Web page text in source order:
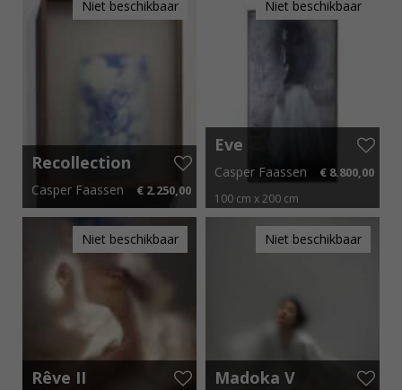
Niet beschikbaar
Recollection
Casper Faassen € 2.250,00
25 cm x 35 cm € 33,75 p.m.
Niet beschikbaar
Eve
Casper Faassen € 8.800,00
100 cm x 200 cm
€ 132,00 p.m.
Niet beschikbaar
Rêve II
Niet beschikbaar
Madoka V